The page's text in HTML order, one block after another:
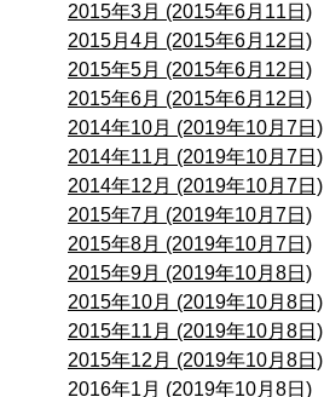
2015年3月 (2015年6月11日)
2015月4月 (2015年6月12日)
2015年5月 (2015年6月12日)
2015年6月 (2015年6月12日)
2014年10月 (2019年10月7日)
2014年11月 (2019年10月7日)
2014年12月 (2019年10月7日)
2015年7月 (2019年10月7日)
2015年8月 (2019年10月7日)
2015年9月 (2019年10月8日)
2015年10月 (2019年10月8日)
2015年11月 (2019年10月8日)
2015年12月 (2019年10月8日)
2016年1月 (2019年10月8日)